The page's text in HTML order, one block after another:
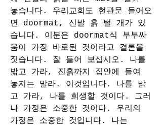
놓습니다. 우리교회도 현관문 들어오
면 doormat, 신발 흙 털 개가 있
습니다. 이분은 doormat식 부부싸
움이 가장 바로된 것이라고 결론을
짓습니다. 잘 들어 보십시오. 나를
밟고 가라, 진흙까지 집안에 들여
놓지는 말라. 이것입니다. 나를 밝
고 가라, 나를 희생할 것이다. 그러
나 가정은 소중한 것이다. 우리의
가정은 소중한 것입니다. 나는